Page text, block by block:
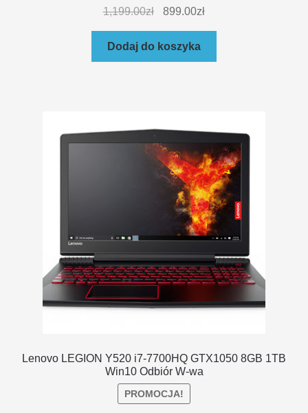
1,199.00zł 899.00zł
Dodaj do koszyka
Lenovo LEGION Y520 i7-7700HQ GTX1050 8GB 1TB
Win10 Odbiór W-wa
PROMOCJA!